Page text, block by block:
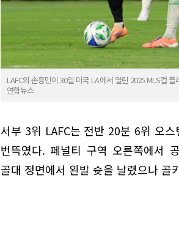
LAFC의 손흥민이 30일 미국 LA에서 열린 2025 MLS컵
연합뉴스
서부 3위 LAFC는 전반 20분 6위 오
번뜩였다. 페널티 구역 오른쪽에서
골대 정면에서 왼발 슛을 날렸으나 골